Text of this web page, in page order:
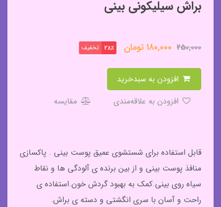
براش سیلیکونی بینی
250,000
180,000تومان 28٪ تخفیف
مقایسه
قابل استفاده برای شستشوی عمیق پوست بینی . پاکسازی
منافذ پوست بینی و از بین برنده ی آلودگی ها و نقاط
سیاه روی بینی.کمک به بهبود گردش خون.استفاده ی
راحت و آسان با سری انگشتی و دسته ی براش.